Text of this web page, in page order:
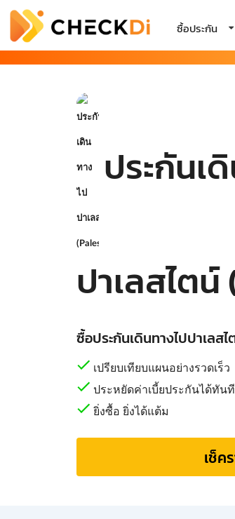
ซื้อประกัน
ประกันเ
ปาเลสไต
ซื้อประกันเดินทางไปปาเลส
เปรียบเทียบแผนอย่างรวดเร็ว
ประหยัดค่าเบี้ยประกันได้ทันที
ยิ่งซื้อ ยิ่งได้แต้ม
เช็ค